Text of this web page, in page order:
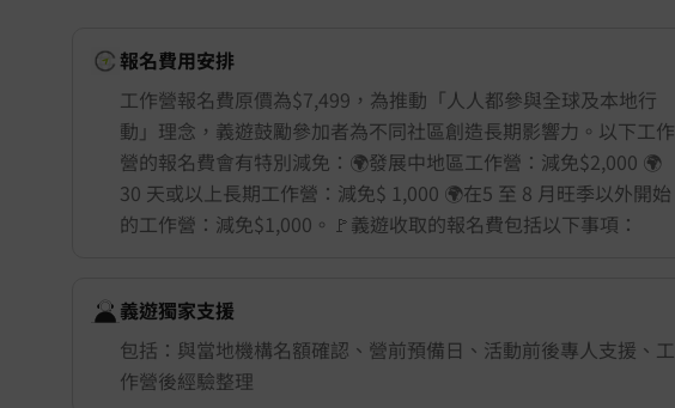
報名費用安排
工作營報名費原價為$7,499，為推動「人人都參與全球及本地行
動」理念，義遊鼓勵參加者為不同社區創造長期影響力。以下工作
營的報名費會有特別減免：🌍發展中地區工作營：減免$2,000 🌍
30 天或以上長期工作營：減免$ 1,000 🌍在5 至 8 月旺季以外開始
的工作營：減免$1,000。🚩義遊收取的報名費包括以下事項：
義遊獨家支援
包括：與當地機構名額確認、營前預備日、活動前後專人支援、工
作營後經驗整理